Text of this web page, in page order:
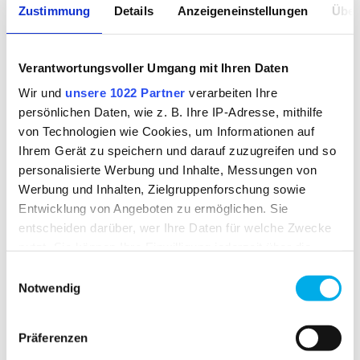
Zustimmung Details Anzeigeneinstellungen
Verantwortungsvoller Umgang mit Ihren Daten
Wir und unsere 1022 Partner verarbeiten Ihre
persönlichen Daten, wie z. B. Ihre IP-Adresse, mithilfe
von Technologien wie Cookies, um Informationen auf
Ihrem Gerät zu speichern und darauf zuzugreifen und so
personalisierte Werbung und Inhalte, Messungen von
Werbung und Inhalten, Zielgruppenforschung sowie
Entwicklung von Angeboten zu ermöglichen. Sie
entscheiden darüber, wer Ihre Daten für welche Zwecke
Trigger Symbol ändern oder widerrufen
Informationen über Ihre geografische Lage
Notwendig
Präferenzen
AVAILABILITY
available from stock
FABRIC
Fleece
outer fabric 1:100% polyester
WEIGHT OF FABRIC
approx. 164.00 g
RELATED PRODUCTS